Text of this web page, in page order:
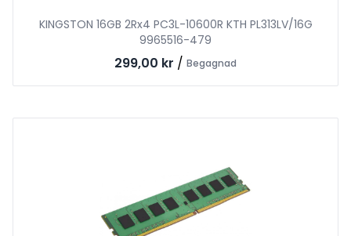
KINGSTON 16GB 2Rx4 PC3L-10600R KTH PL313LV/16G
9965516-479
299,00 kr / Begagnad